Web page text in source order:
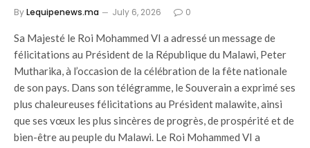
ByLequipenews.ma July 6, 2026 0
Sa Majesté le Roi Mohammed VI a adressé un message de
félicitations au Président de la République du Malawi, Peter
Mutharika, à l’occasion de la célébration de la fête nationale
de son pays. Dans son télégramme, le Souverain a exprimé ses
plus chaleureuses félicitations au Président malawite, ainsi
que ses vœux les plus sincères de progrès, de prospérité et de
bien-être au peuple du Malawi. Le Roi Mohammed VI a